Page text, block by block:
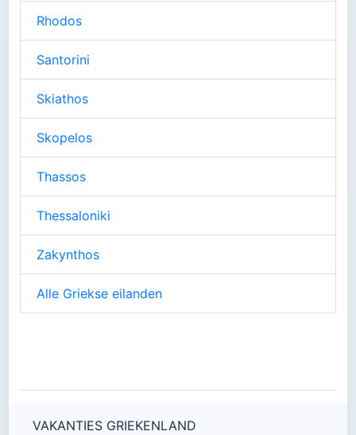
Rhodos
Santorini
Skiathos
Skopelos
Thassos
Thessaloniki
Zakynthos
Alle Griekse eilanden
VAKANTIES GRIEKENLAND